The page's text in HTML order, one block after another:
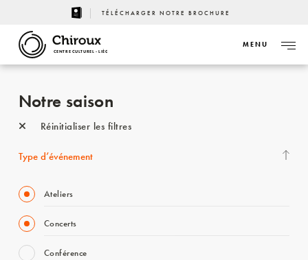
TÉLÉCHARGER NOTRE BROCHURE
CENTRE CULTUREL - LIÈGE
MENU
Notre saison
Réinitialiser les filtres
Type d’événement
Ateliers
Concerts
Conférence